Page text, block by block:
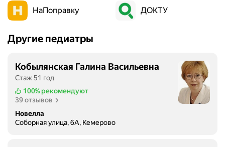
НаПоправку ДОКТУ
Другие педиатры
Кобылянская Галина Васильевна
Стаж 51 год
100% рекомендуют
39 отзывов
Новелла
Соборная улица, 6А, Кемерово